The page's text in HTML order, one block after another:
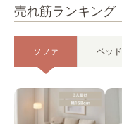
売れ筋ランキング
ソファ ベッド